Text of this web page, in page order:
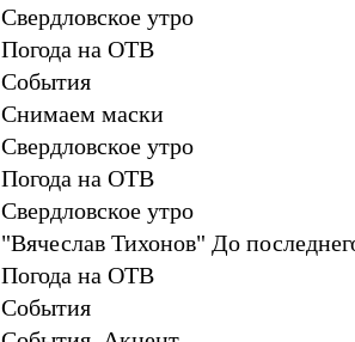
Свердловское утро
Погода на ОТВ
События
Снимаем маски
Свердловское утро
Погода на ОТВ
Свердловское утро
"Вячеслав Тихонов" До
Погода на ОТВ
События